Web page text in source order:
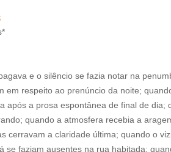
e o silêncio se fazia notar na
em respeito ao prenúncio da noite;
após a prosa espontânea de final de dia;
quando a atmosfera recebia a
cerravam a claridade última; quando o
se faziam ausentes na rua habitada;